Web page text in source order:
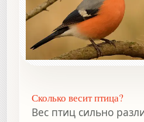
Сколько весит птица?
Вес птиц сильно